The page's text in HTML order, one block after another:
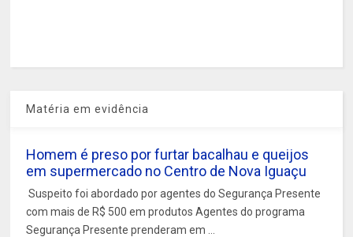
Matéria em evidência
Homem é preso por furtar bacalhau e queijos
em supermercado no Centro de Nova Iguaçu
Suspeito foi abordado por agentes do Segurança Presente
com mais de R$ 500 em produtos Agentes do programa
Segurança Presente prenderam em ...